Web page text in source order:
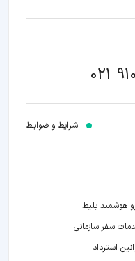
021
شرایط و ضوابـط
هوشمند بلیط
سفر سازمانی
استرداد